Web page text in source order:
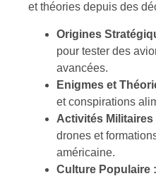
et théories depuis des
Origines
pour tester des
avancées.
Enigmes et
et conspirations
Activités Militaires
drones et
américaine.
Culture Populaire :